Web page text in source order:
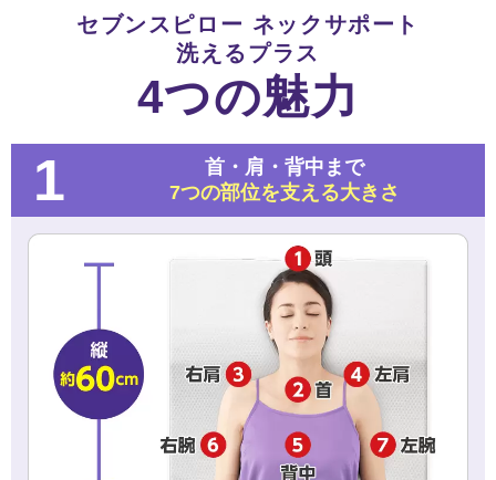
セブンスピロー ネックサポート
洗えるプラス
4つの魅力
1
首・肩・背中まで
7つの部位を支える大きさ